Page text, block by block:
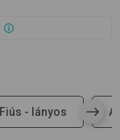
Fiús - lányos